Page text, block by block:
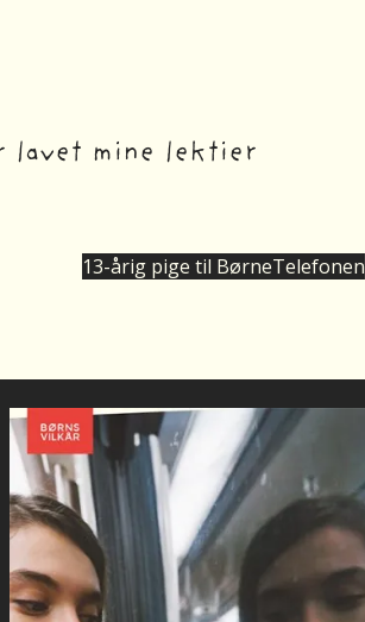
lavet mine lektier
13-årig pige til BørneTelefonen